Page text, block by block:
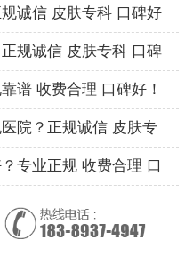
诚信 皮肤专科 口碑好
规诚信 皮肤专科 口碑
谱 收费合理 口碑好！
院？正规诚信 皮肤专
专业正规 收费合理 口